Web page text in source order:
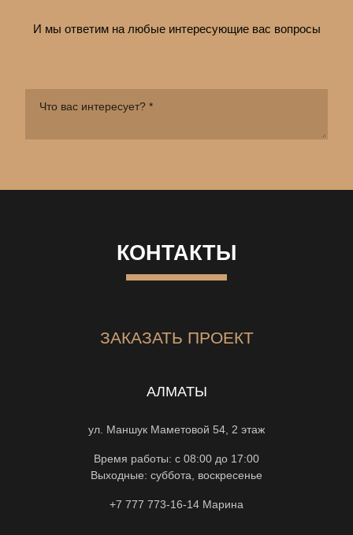
И мы ответим на любые интересующие вас вопросы
КОНТАКТЫ
ЗАКАЗАТЬ ПРОЕКТ
АЛМАТЫ
ул. Маншук Маметовой 54, 2 этаж
Время работы: с 08:00 до 17:00
Выходные: суббота, воскресенье
+7 777 773-16-14 Марина